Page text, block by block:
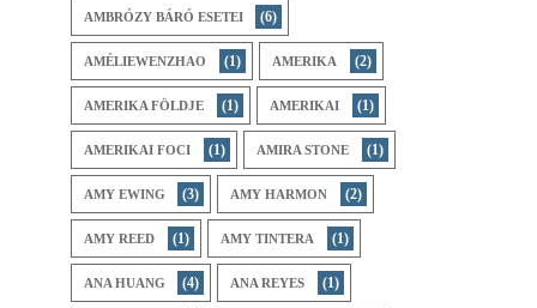
AMBRÓZY BÁRÓ ESETEI (6)
AMÉLIEWENZHAO (1) AMERIKA (2)
AMERIKA FÖLDJE (1) AMERIKAI (1)
AMERIKAI FOCI (1) AMIRA STONE (1)
AMY EWING (3) AMY HARMON (2)
AMY REED (1) AMY TINTERA (1)
ANA HUANG (4) ANA REYES (1)